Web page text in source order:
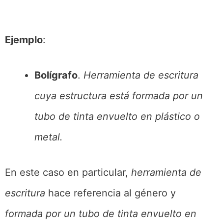
Ejemplo:
Bolígrafo. Herramienta de escritura
cuya estructura está formada por un
tubo de tinta envuelto en plástico o
metal.
En este caso en particular, herramienta de
escritura hace referencia al género y
formada por un tubo de tinta envuelto en